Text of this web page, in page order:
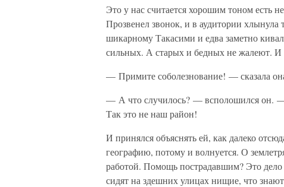
Это у нас считается хорошим тоном есть
Прозвенел звонок, и в аудитории
шикарному Такасими и едва заметно
сильных. А старых и бедных не жалеют. И
— Примите соболезнование! — сказала
— А что случилось? — всполошился он.
Так это не наш район!
И принялся объяснять ей, как далеко
географию, потому и волнуется. О
работой. Помощь пострадавшим? Это
сидят на здешних улицах нищие, что